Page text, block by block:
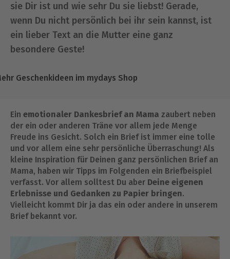
sie Dir ist und wie sehr Du sie liebst! Gerade,
wenn Du nicht persönlich bei ihr sein kannst, ist
ein lieber Text an die Mutter eine ganz
besondere Geste!
Geschenkideen im mydays Shop
Ein emotionaler Dankesbrief an Mama zaubert neben
der ein oder anderen Träne vor allem jede Menge
Freude ins Gesicht. Solch ein Brief ist immer eine tolle
und vor allem eine sehr persönliche Überraschung! Als
kleine Inspiration für Deinen ganz persönlichen Brief an
Mama, haben wir Tipps im Folgenden ein Briefbeispiel
verfasst. Vor allem solltest Du aber Deine eigenen
Erlebnisse und Gedanken zu Papier bringen.
Vielleicht kommt Dir ja das ein oder andere in unserem
Brief bekannt vor.